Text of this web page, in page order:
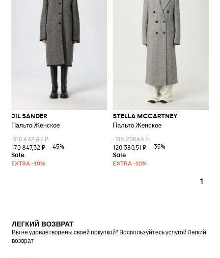
JIL SANDER
Пальто Женское
310 632,87 ₽
170 847,32 ₽
-45%
STELLA MCCARTNEY
Пальто Женское
185 200,93 ₽
120 380,51 ₽
-35%
1
ЛЕГКИЙ ВОЗВРАТ
Вы не удовлетворены своей покупкой? Воспользуйтесь услугой Легкий
возврат